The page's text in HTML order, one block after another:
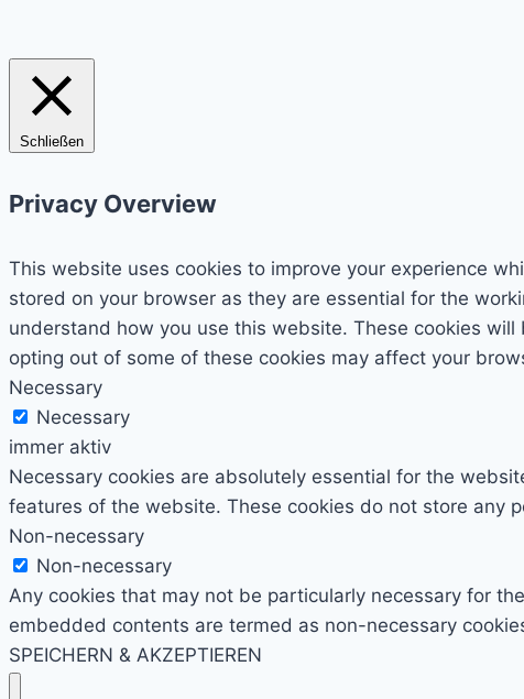
Schließen
Privacy Overview
This website uses cookies to improve your experience
stored on your browser as they are essential for the
understand how you use this website. These cookies
opting out of some of these cookies may affect your
Necessary
Necessary
immer aktiv
Necessary cookies are absolutely essential for the
features of the website. These cookies do not store any
Non-necessary
Non-necessary
Any cookies that may not be particularly necessary for
embedded contents are termed as non-necessary
SPEICHERN & AKZEPTIEREN